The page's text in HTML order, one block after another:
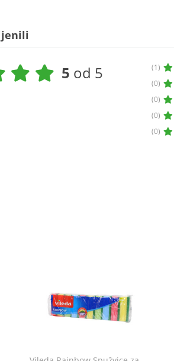
5 od 5
(1)
(0)
(0)
(0)
(0)